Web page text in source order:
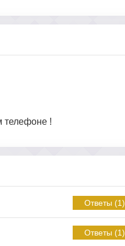
телефоне !
Ответы (1)
Ответы (1)